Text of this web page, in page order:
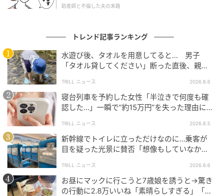
力と環境が求められることも意味しています。このギ
ネス世界記録は、一人の少女の並外れた知能の証明で
あると同時に、人間の脳が秘める計り知れないスケー
ルを記録した貴重なマイルストーンと言えるでしょ
う。
元記事で読む
次の記事
24時間で2万3060本を植えた伝説の記録。3.7
5秒に1本という「異常な植林ペース」の全貌
助産師と不倫した夫の末路
トレンド記事ランキング
水遊び後、タオルを用意してると… 男子
「タオル貸してください」断った直後、親が
TRILL ニュース 2026.8.6
寝台列車を予約した女性「半泣きで何度も確
認した…」一瞬で“約15万円”を失った理由に
TRILL ニュース 2026.8.5
新幹線でトイレに立っただけなのに…乗客が
目を疑った光景に賛否「想像もしていなかっ
TRILL ニュース 2026.8.6
お昼にマックに行こうと7歳娘を誘うと→驚き
の行動に2.8万いいね「素晴らしすぎる」「か